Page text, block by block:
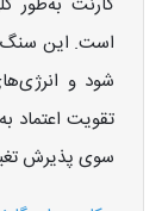
است. این سنگ
شود و
تقویت اعتماد
سوی پذیرش